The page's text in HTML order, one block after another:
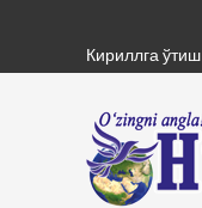
content
Кириллга ўтиш